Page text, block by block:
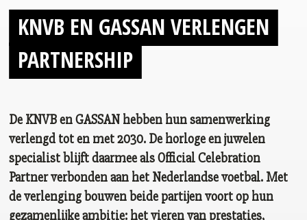
KNVB EN GASSAN VERLENGEN
PARTNERSHIP
De KNVB en GASSAN hebben hun samenwerking
verlengd tot en met 2030. De horloge en juwelen
specialist blijft daarmee als Official Celebration
Partner verbonden aan het Nederlandse voetbal. Met
de verlenging bouwen beide partijen voort op hun
gezamenlijke ambitie: het vieren van prestaties,